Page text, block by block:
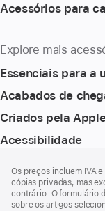
Acessórios para
Explore mais
Essenciais para a
Acabados de
Criados pela
Acessibilidade
de
rodapé
Os preços incluem IVA
cópias privadas, mas
contrário. O formulário
sobre os artigos